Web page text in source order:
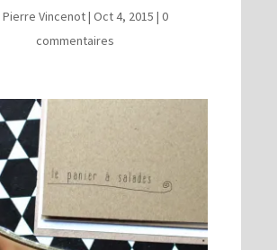
Pierre Vincenot|Oct 4, 2015 |0
commentaires